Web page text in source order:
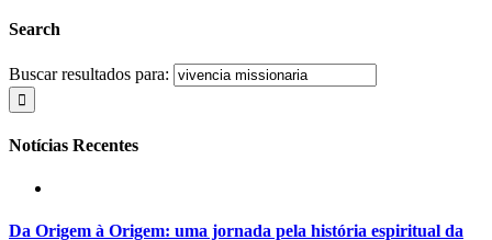
Search
Buscar resultados para:
Notícias Recentes
Da Origem à Origem: uma jornada pela história espiritual da